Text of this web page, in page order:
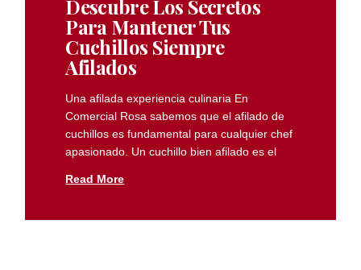
Descubre Los Secretos
Para Mantener Tus
Cuchillos Siempre
Afilados
Una afilada experiencia culinaria En
Comercial Rosa sabemos que el afilado de
cuchillos es fundamental para cualquier chef
apasionado. Un cuchillo bien afilado es el
Read More